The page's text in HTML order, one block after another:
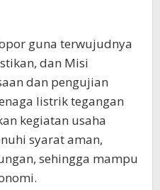
guna terwujudnya
dan Misi
dan pengujian
listrik tegangan
kegiatan usaha
syarat aman,
sehingga mampu